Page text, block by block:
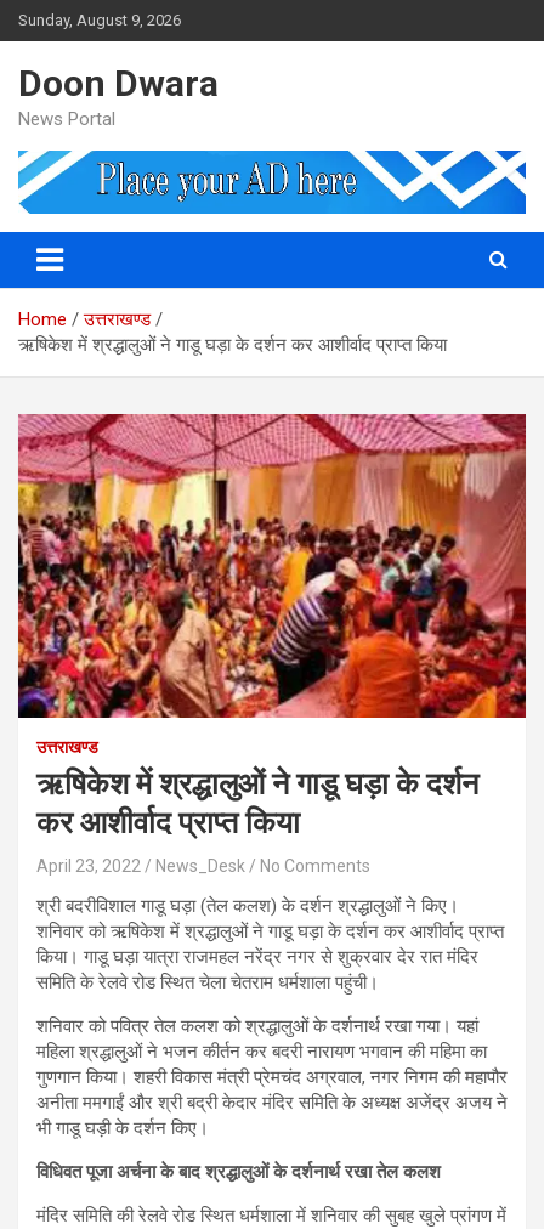
Skip
to
Sunday, August 9, 2026
Doon Dwara
News Portal
Home
उत्तराखण्ड
ऋषिकेश में श्रद्धालुओं ने गाडू घड़ा के दर्शन कर आशीर्वाद प्राप्‍त किया
उत्तराखण्ड
ऋषिकेश में श्रद्धालुओं ने गाडू घड़ा के दर्शन
कर आशीर्वाद प्राप्‍त किया
April 23, 2022 News_Desk No Comments
श्री बदरीविशाल गाडू घड़ा (तेल कलश) के दर्शन श्रद्धालुओं ने किए।
शनिवार को ऋषिकेश में श्रद्धालुओं ने गाडू घड़ा के दर्शन कर आशीर्वाद प्राप्‍त
किया। गाडू घड़ा यात्रा राजमहल नरेंद्र नगर से शुक्रवार देर रात मंदिर
समिति के रेलवे रोड स्थित चेला चेतराम धर्मशाला पहुंची।
शनिवार को पवित्र तेल कलश को श्रद्धालुओं के दर्शनार्थ रखा गया। यहां
महिला श्रद्धालुओं ने भजन कीर्तन कर बदरी नारायण भगवान की महिमा का
गुणगान किया। शहरी विकास मंत्री प्रेमचंद अग्रवाल, नगर निगम की महापौर
अनीता ममगाईं और श्री बद्री केदार मंदिर समिति के अध्यक्ष अजेंद्र अजय ने
भी गाडू घड़ी के दर्शन किए।
विधिवत पूजा अर्चना के बाद श्रद्धालुओं के दर्शनार्थ रखा तेल कलश
मंदिर समिति की रेलवे रोड स्थित धर्मशाला में शनिवार की सुबह खुले प्रांगण में